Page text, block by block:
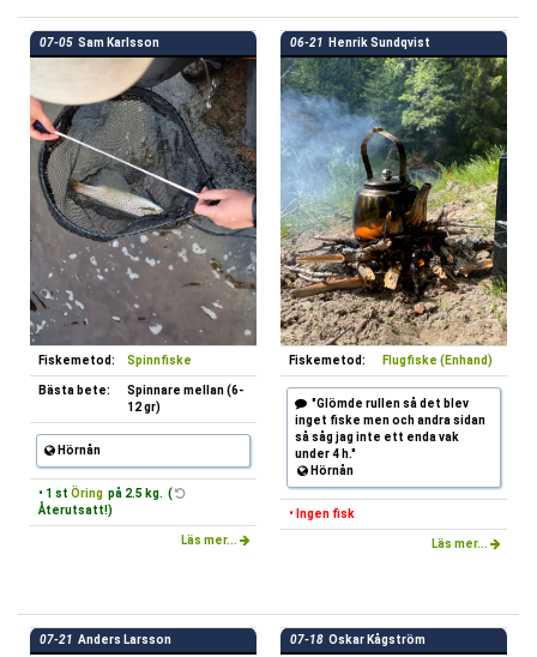
07-05 Sam Karlsson
Fiskemetod: Spinnfiske
Bästa bete:
Spinnare mellan (6-
12 gr)
Hörnån
• 1 st Öring på 2.5 kg. (
Återutsatt!)
Läs mer...
06-21 Henrik Sundqvist
Fiskemetod: Flugfiske (Enhand)
"Glömde rullen så det blev
inget fiske men och andra sidan
så såg jag inte ett enda vak
under 4 h."
Hörnån
• Ingen fisk
Läs mer...
07-21 Anders Larsson 07-18 Oskar Kågström